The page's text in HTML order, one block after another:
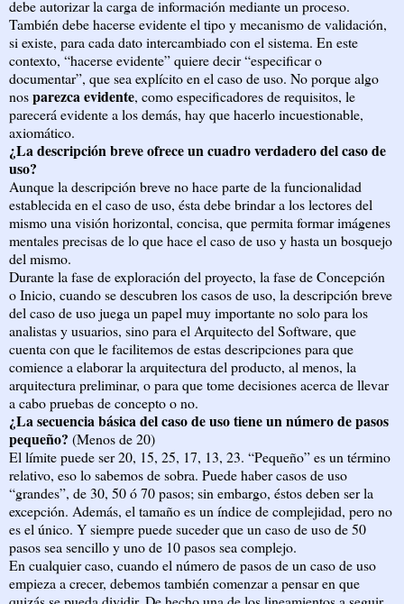
debe autorizar la carga de información mediante un proceso.
También debe hacerse evidente el tipo y mecanismo de validación,
si existe, para cada dato intercambiado con el sistema. En este
contexto, “hacerse evidente” quiere decir “especificar o
documentar”, que sea explícito en el caso de uso. No porque algo
nosparezca evidente, como especificadores de requisitos, le
parecerá evidente a los demás, hay que hacerlo incuestionable,
axiomático.
¿La descripción breve ofrece un cuadro verdadero del caso de
uso?
Aunque la descripción breve no hace parte de la funcionalidad
establecida en el caso de uso, ésta debe brindar a los lectores del
mismo una visión horizontal, concisa, que permita formar imágenes
mentales precisas de lo que hace el caso de uso y hasta un bosquejo
del mismo.
Durante la fase de exploración del proyecto, la fase de Concepción
o Inicio, cuando se descubren los casos de uso, la descripción breve
del caso de uso juega un papel muy importante no solo para los
analistas y usuarios, sino para el Arquitecto del Software, que
cuenta con que le facilitemos de estas descripciones para que
comience a elaborar la arquitectura del producto, al menos, la
arquitectura preliminar, o para que tome decisiones acerca de llevar
a cabo pruebas de concepto o no.
¿La secuencia básica del caso de uso tiene un número de pasos
pequeño? (Menos de 20)
El límite puede ser 20, 15, 25, 17, 13, 23. “Pequeño” es un término
relativo, eso lo sabemos de sobra. Puede haber casos de uso
“grandes”, de 30, 50 ó 70 pasos; sin embargo, éstos deben ser la
excepción. Además, el tamaño es un índice de complejidad, pero no
es el único. Y siempre puede suceder que un caso de uso de 50
pasos sea sencillo y uno de 10 pasos sea complejo.
En cualquier caso, cuando el número de pasos de un caso de uso
empieza a crecer, debemos también comenzar a pensar en que